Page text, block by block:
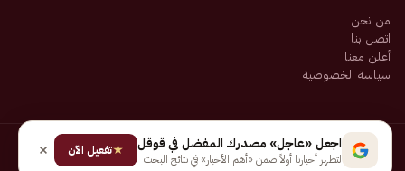
من نحن
اتصل بنا
أعلن معنا
سياسة الخصوصية
جميع الحقوق محفوظة لـ شركة إيجاز للنشر الإلكتروني المالكة لصحيفة عاجل
سياسة الخصوصيةشروط الاستخدام
اجعل «عاجل» مصدرك المفضل في قوقل
لتظهر أخبارنا أولاً ضمن «أهم الأخبار» في نتائج البحث
★تفعيل الآن